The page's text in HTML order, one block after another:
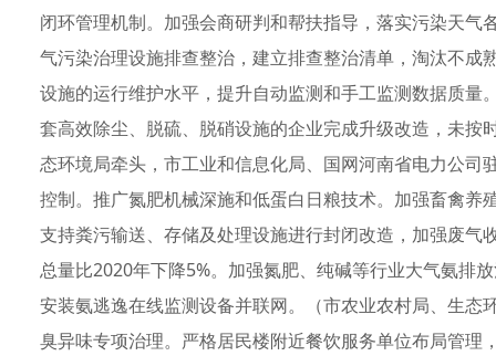
闭环管理机制。加强会商研判和帮扶指导，落实污染天
气污染治理设施排查整治，建立排查整治清单，淘汰不
设施的运行维护水平，提升自动监测和手工监测数据质
套高效除尘、脱硫、脱硝设施的企业完成升级改造，未
态环境局牵头，市工业和信息化局、国网河南省电力公
控制。推广氮肥机械深施和低蛋白日粮技术。加强畜禽
支持粪污输送、存储及处理设施进行封闭改造，加强废
总量比2020年下降5%。加强氮肥、纯碱等行业大气氨排
安装氨逃逸在线监测设备并联网。（市农业农村局、生
臭异味专项治理。严格居民楼附近餐饮服务单位布局管